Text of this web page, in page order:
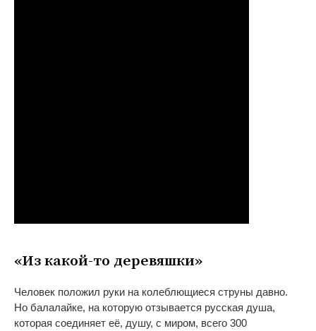
«Изкакой-то деревяшки»
Человек положил руки на колеблющиеся струны давно.
Но балалайке, на которую отзывается русская душа,
которая соединяет её, душу, с миром, всего 300